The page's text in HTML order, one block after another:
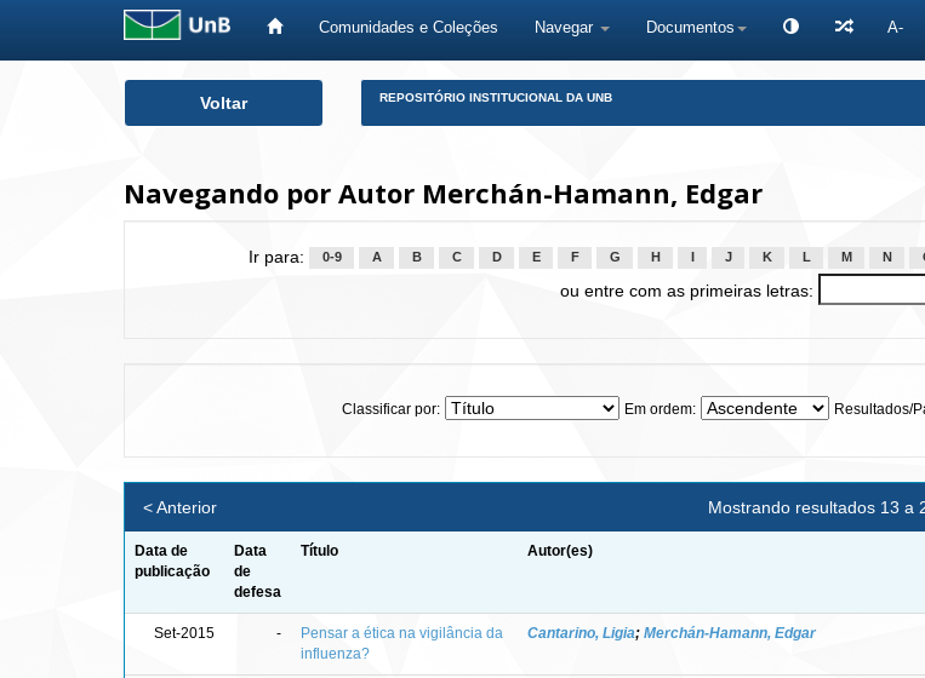
Comunidades e Coleções Navegar Documentos A-
Voltar REPOSITÓRIO INSTITUCIONAL DA UNB
Navegando por Autor Merchán-Hamann, Edgar
Ir para: 0-9 A B C D E F G H J K L M N
ou entre com as primeiras letras:
Classificar por: Em ordem: Resultados/
Mostrando resultados 13 a
< Anterior
Data de
publicação
Data
de
defesa
Título Autor(es)
Set-2015 -
Pensar a ética na vigilância da
influenza?
Cantarino, Ligia; Merchán-Hamann, Edgar